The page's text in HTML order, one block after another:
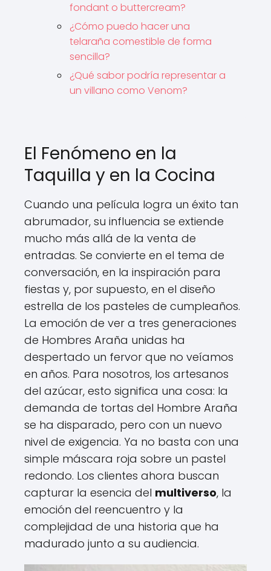
fondant o buttercream?
¿Cómo puedo hacer una
telaraña comestible de forma
sencilla?
¿Qué sabor podría representar a
un villano como Venom?
El Fenómeno en la
Taquilla y en la Cocina
Cuando una película logra un éxito tan
abrumador, su influencia se extiende
mucho más allá de la venta de
entradas. Se convierte en el tema de
conversación, en la inspiración para
fiestas y, por supuesto, en el diseño
estrella de los pasteles de cumpleaños.
La emoción de ver a tres generaciones
de Hombres Araña unidas ha
despertado un fervor que no veíamos
en años. Para nosotros, los artesanos
del azúcar, esto significa una cosa: la
demanda de tortas del Hombre Araña
se ha disparado, pero con un nuevo
nivel de exigencia. Ya no basta con una
simple máscara roja sobre un pastel
redondo. Los clientes ahora buscan
capturar la esencia del multiverso, la
emoción del reencuentro y la
complejidad de una historia que ha
madurado junto a su audiencia.